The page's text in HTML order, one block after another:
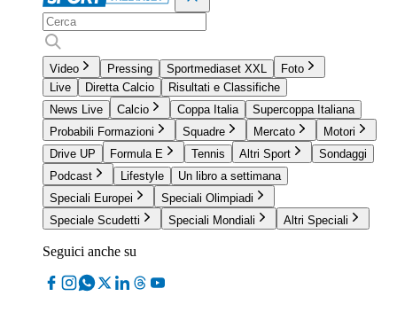
Video Pressing Sportmediaset XXL
Foto
Live
Diretta Calcio
Risultati e Classifiche
News Live
Calcio Coppa Italia
Supercoppa Italiana
Probabili Formazioni
Squadre Mercato
Motori
Drive UP
Formula E Tennis Altri Sport
Sondaggi
Podcast
Lifestyle
Un libro a settimana
Speciali Europei
Speciali Olimpiadi
Speciale Scudetti
Speciali Mondiali Altri Speciali
Seguici anche su